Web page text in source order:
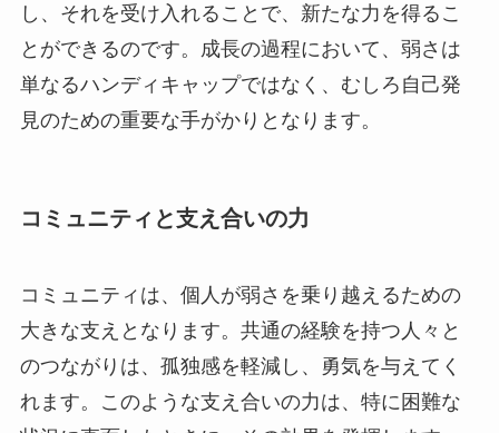
し、それを受け入れることで、新たな力を得るこ
とができるのです。成長の過程において、弱さは
単なるハンディキャップではなく、むしろ自己発
見のための重要な手がかりとなります。
コミュニティと支え合いの力
コミュニティは、個人が弱さを乗り越えるための
大きな支えとなります。共通の経験を持つ人々と
のつながりは、孤独感を軽減し、勇気を与えてく
れます。このような支え合いの力は、特に困難な